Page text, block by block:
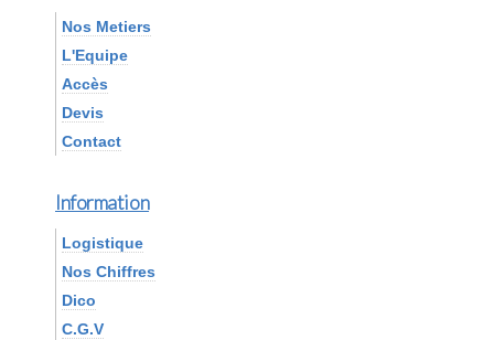
Nos Metiers
L'Equipe
Accès
Devis
Contact
Information
Logistique
Nos Chiffres
Dico
C.G.V